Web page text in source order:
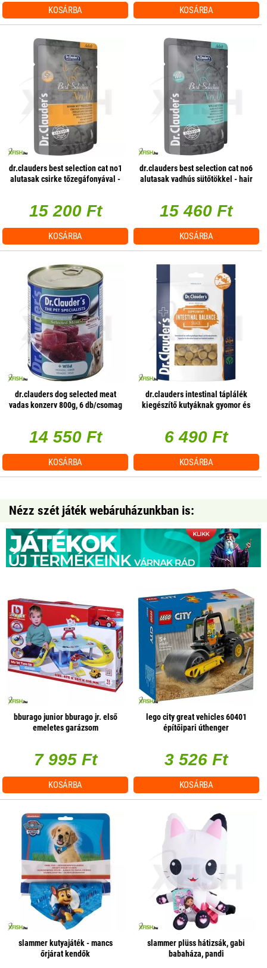
KOSÁRBA KOSÁRBA
dr.clauders best selection cat no1
alutasak csirke tőzegáfonyával -
15 200 Ft
KOSÁRBA
dr.clauders best selection cat no6
alutasak vadhús sütőtökkel - hair
15 460 Ft
KOSÁRBA
dr.clauders dog selected meat
vadas konzerv 800g, 6 db/csomag
14 550 Ft
KOSÁRBA
dr.clauders intestinal táplálék
kiegészítő kutyáknak gyomor és
6 490 Ft
KOSÁRBA
Nézz szét játék webáruházunkban is:
bburago junior bburago jr. első
emeletes garázsom
7 995 Ft
KOSÁRBA
lego city great vehicles 60401
építőipari úthenger
3 526 Ft
KOSÁRBA
slammer kutyajáték - mancs
őrjárat kendők
slammer plüss hátizsák, gabi
babaháza, pandi